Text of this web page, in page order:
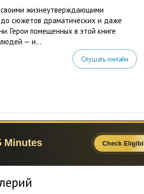
своими жизнеутверждающими
сюжетов драматических и даже
Герои помещенных в этой книге
— и...
Слушать онлайн